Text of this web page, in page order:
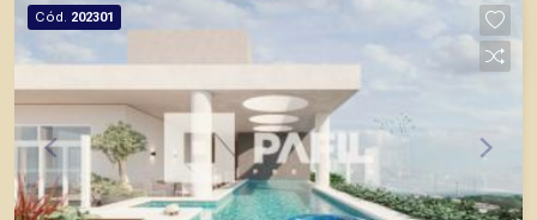
Cód. 202301